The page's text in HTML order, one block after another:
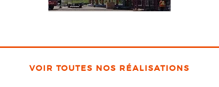
VOIR TOUTES NOS RÉALISATIONS